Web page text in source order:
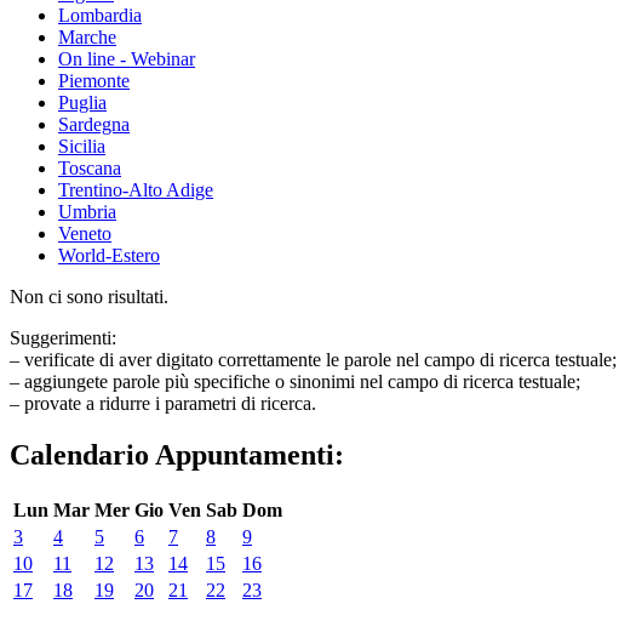
Lombardia
Marche
On line - Webinar
Piemonte
Puglia
Sardegna
Sicilia
Toscana
Trentino-Alto Adige
Umbria
Veneto
World-Estero
Non ci sono risultati.
Suggerimenti:
– verificate di aver digitato correttamente le parole nel campo di ricerca testuale;
– aggiungete parole più specifiche o sinonimi nel campo di ricerca testuale;
– provate a ridurre i parametri di ricerca.
Calendario Appuntamenti:
Lun Mar Mer Gio Ven Sab Dom
3
4 5 6 7 8
9
10
11 12 13 14 15
16
17
18 19 20 21 22 23